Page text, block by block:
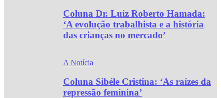
Coluna Dr. Luiz Roberto Hamada:
‘A evolução trabalhista e a história
das crianças no mercado’
A Notícia
Coluna Sibéle Cristina: ‘As raízes da
repressão feminina’